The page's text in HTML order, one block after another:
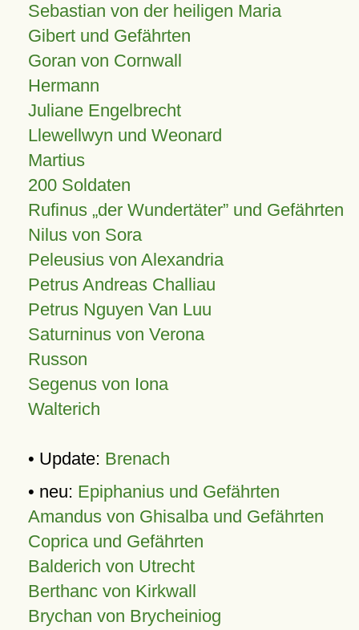
Sebastian von der heiligen Maria
Gibert und Gefährten
Goran von Cornwall
Hermann
Juliane Engelbrecht
Llewellwyn und Weonard
Martius
200 Soldaten
Rufinus „der Wundertäter” und Gefährten
Nilus von Sora
Peleusius von Alexandria
Petrus Andreas Challiau
Petrus Nguyen Van Luu
Saturninus von Verona
Russon
Segenus von Iona
Walterich
• Update: Brenach
• neu: Epiphanius und Gefährten
Amandus von Ghisalba und Gefährten
Coprica und Gefährten
Balderich von Utrecht
Berthanc von Kirkwall
Brychan von Brycheiniog